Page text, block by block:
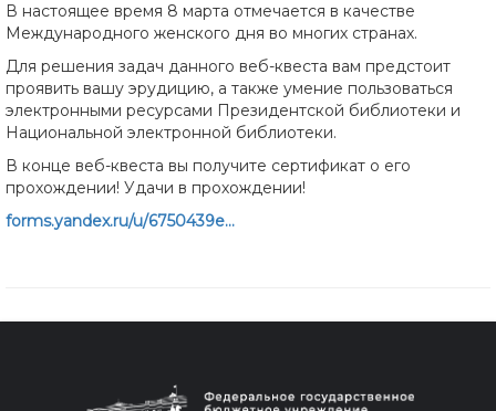
В настоящее время 8 марта отмечается в качестве
Международного женского дня во многих странах.
Для решения задач данного веб-квеста вам предстоит
проявить вашу эрудицию, а также умение пользоваться
электронными ресурсами Президентской библиотеки и
Национальной электронной библиотеки.
В конце веб-квеста вы получите сертификат о его
прохождении! Удачи в прохождении!
forms.yandex.ru/u/6750439e...